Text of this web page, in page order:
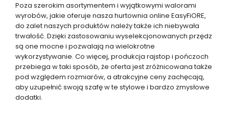
Poza szerokim asortymentem i wyjątkowymi walorami
wyrobów, jakie oferuje nasza hurtownia online EasyFiORE,
do zalet naszych produktów należy także ich niebywała
trwałość. Dzięki zastosowaniu wyselekcjonowanych przędz
są one mocne i pozwalają na wielokrotne
wykorzystywanie. Co więcej, produkcja rajstop i pończoch
przebiega w taki sposób, że oferta jest zróżnicowana także
pod względem rozmiarów, a atrakcyjne ceny zachęcają,
aby uzupełnić swoją szafę w te stylowe i bardzo zmysłowe
dodatki.